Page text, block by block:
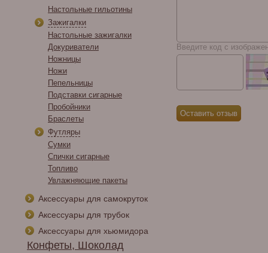
Настольные гильотины
Зажигалки
Настольные зажигалки
Докуриватели
Ножницы
Ножи
Пепельницы
Подставки сигарные
Пробойники
Браслеты
Футляры
Сумки
Спички сигарные
Топливо
Увлажняющие пакеты
Аксессуары для самокруток
Аксессуары для трубок
Аксессуары для хьюмидора
Конфеты, Шоколад
Введите код с